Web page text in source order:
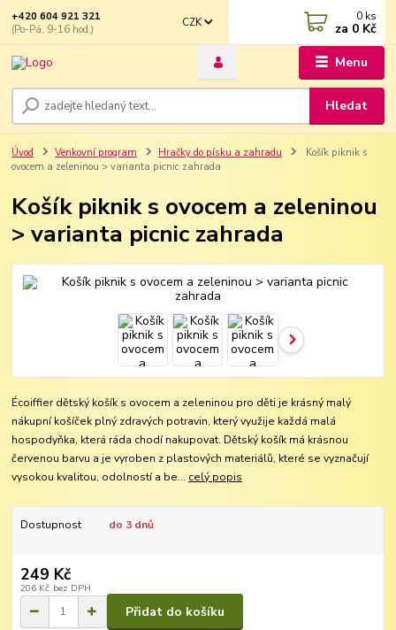
Menu
CZK
Hledat
+420 604 921 321
(Po-Pá, 9-16 hod.)
0 ks
za 0 Kč
Úvod Venkovní program Hračky do písku a zahradu
Košík piknik s
ovocem a zeleninou > varianta picnic zahrada
Košík piknik s ovocem a zeleninou
> varianta picnic zahrada
Écoiffier dětský košík s ovocem a zeleninou pro děti je krásný malý
nákupní košíček plný zdravých potravin, který využije každá malá
hospodyňka, která ráda chodí nakupovat. Dětský košík má krásnou
červenou barvu a je vyroben z plastových materiálů, které se vyznačují
vysokou kvalitou, odolností a be... celý popis
Dostupnost do 3 dnů
249 Kč
206 Kč bez DPH
Přidat do košíku